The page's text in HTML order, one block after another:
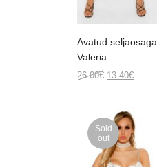
Avatud
Valeria
26.00€ Original
26.00€.
13.40€Current
13.40€.
Sold
out